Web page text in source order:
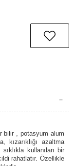
bilir , potasyum alum
kızarıklığı azaltma
kullanılan bir
rahatlatır. Özellikle